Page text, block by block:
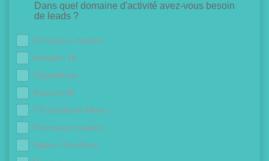
Dans quel domaine d'activité avez-vous besoin
de leads ?
Pompes à chaleur
Isolation 1€
Chaudières
Douche 0€
ITE (Isolation Murs)
Panneaux solaires
Volets / Fenêtres